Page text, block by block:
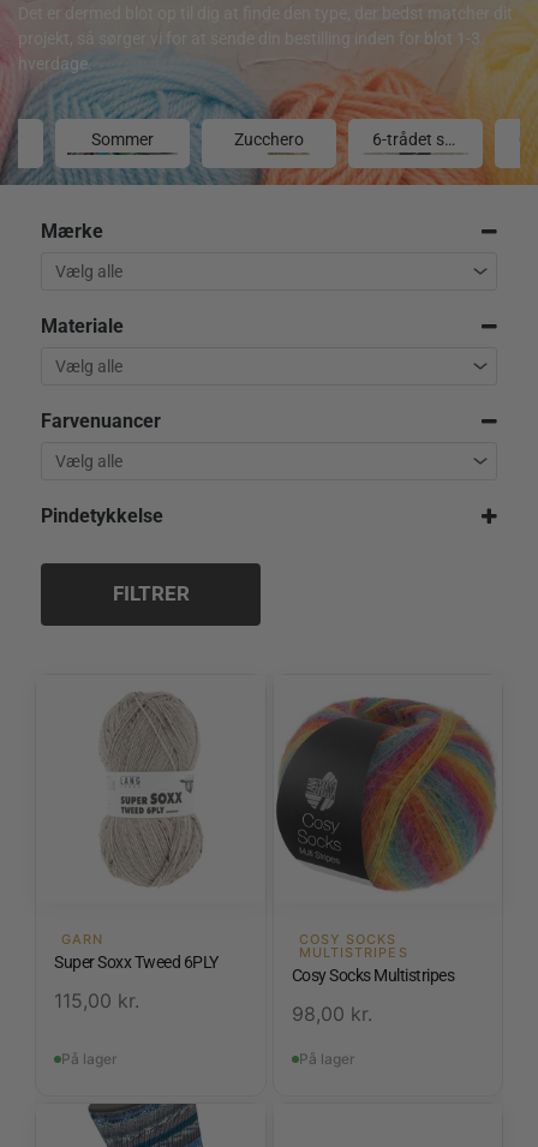
Det er dermed blot op til dig at finde den type, der bedst matcher dit
projekt, så sørger vi for at sende din bestilling inden for blot 1-3
hverdage.
Scanfil Stoppegarn Sommer Zucchero 6-trådet strømpegarn
Mærke
Materiale
Farvenuancer
Pindetykkelse
3,0 mm
3,5 mm
FILTRER
GARN
Super Soxx Tweed 6PLY
115,00 kr.
På lager
COSY SOCKS
MULTISTRIPES
Cosy Socks Multistripes
98,00 kr.
På lager